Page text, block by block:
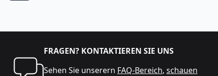
FRAGEN? KONTAKTIEREN SIE UNS
Sehen Sie unserern FAQ-Bereich, schauen